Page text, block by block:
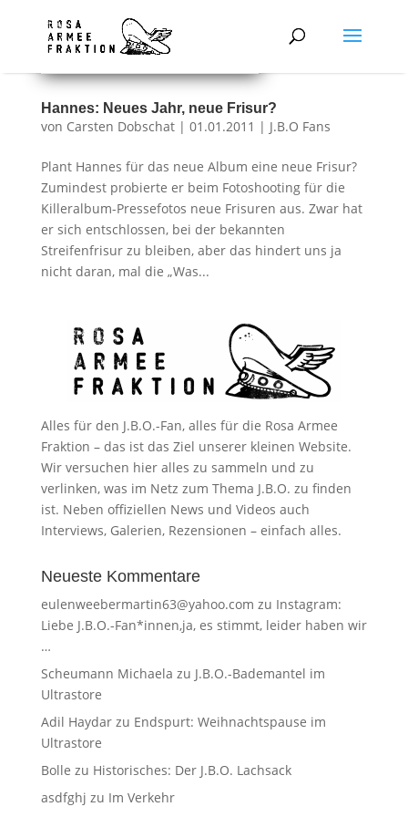
Hannes: Neues Jahr, neue Frisur?
von Carsten Dobschat| 01.01.2011 | J.B.O Fans
Plant Hannes für das neue Album eine neue Frisur?
Zumindest probierte er beim Fotoshooting für die
Killeralbum-Pressefotos neue Frisuren aus. Zwar hat
er sich entschlossen, bei der bekannten
Streifenfrisur zu bleiben, aber das hindert uns ja
nicht daran, mal die „Was...
Alles für den J.B.O.-Fan, alles für die Rosa Armee
Fraktion – das ist das Ziel unserer kleinen Website.
Wir versuchen hier alles zu sammeln und zu
verlinken, was im Netz zum Thema J.B.O. zu finden
ist. Neben offiziellen News und Videos auch
Interviews, Galerien, Rezensionen – einfach alles.
Neueste Kommentare
eulenweebermartin63@yahoo.com zu Instagram:
Liebe J.B.O.-Fan*innen,ja, es stimmt, leider haben wir
…
Scheumann Michaela zu J.B.O.-Bademantel im
Ultrastore
Adil Haydarzu Endspurt: Weihnachtspause im
Ultrastore
Bolle zu Historisches: Der J.B.O. Lachsack
asdfghj zu Im Verkehr